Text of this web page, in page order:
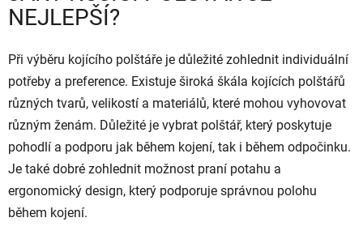
NEJLEPŠÍ?
Při výběru kojícího polštáře je důležité zohlednit individuální
potřeby a preference. Existuje široká škála kojících polštářů
různých tvarů, velikostí a materiálů, které mohou vyhovovat
různým ženám. Důležité je vybrat polštář, který poskytuje
pohodlí a podporu jak během kojení, tak i během odpočinku.
Je také dobré zohlednit možnost praní potahu a
ergonomický design, který podporuje správnou polohu
během kojení.